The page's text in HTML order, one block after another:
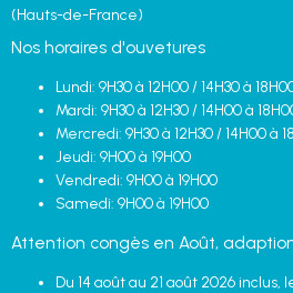
(Hauts-de-France)
Nos horaires d'ouvetures
Lundi: 9H30 à 12H00 / 14H30 à
Mardi: 9H30 à 12H30 / 14H00 à
Mercredi: 9H30 à 12H30 / 14H00 à
Jeudi: 9H00 à 19H00
Vendredi: 9H00 à 19H00
Samedi: 9H00 à 19H00
Attention congès en Août,
Du 14 août au 21 août 2026